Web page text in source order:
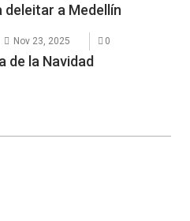
a Medellín
Nov 23, 2025 0
de la Navidad